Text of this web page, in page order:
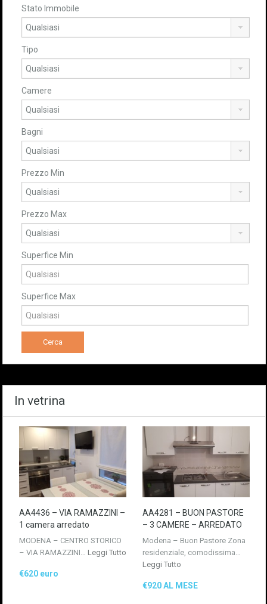
Stato Immobile
Tipo
Camere
Bagni
Prezzo Min
Prezzo Max
Superfice Min
Superfice Max
In vetrina
AA4436 – VIA RAMAZZINI –
1 camera arredato
MODENA – CENTRO STORICO
– VIA RAMAZZINI… Leggi Tutto
€620 euro
AA4281 – BUON PASTORE
– 3 CAMERE – ARREDATO
Modena – Buon Pastore Zona
residenziale, comodissima…
Leggi Tutto
€920 AL MESE